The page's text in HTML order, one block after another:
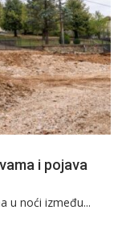
i pojava
u noći između...